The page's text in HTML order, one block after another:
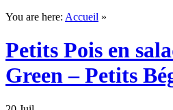
You are here: Accueil »
Petits Pois en
Green – Petits